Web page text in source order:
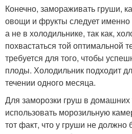
Конечно, замораживать груши,
овощи и фрукты следует
а не в холодильнике, так как,
похвастаться той оптимальной
требуется для того, чтобы
плоды. Холодильник подходит
течении одного месяца.
Для заморозки груш в домашних
использовать морозильную
тот факт, что у груши не должно